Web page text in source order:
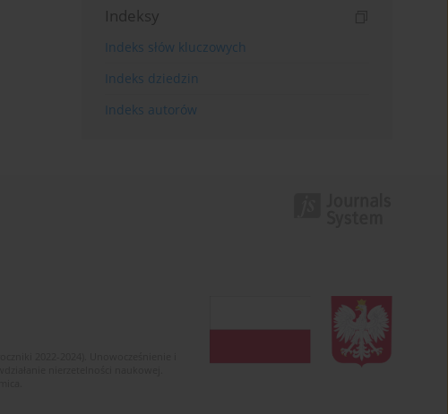
Indeksy
Indeks słów kluczowych
Indeks dziedzin
Indeks autorów